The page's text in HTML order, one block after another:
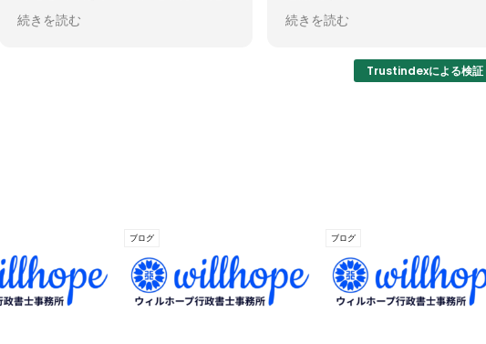
。この度は誠にありがとうご
ました！
読む
これからも引き続きよろしくお願
いいたします！
続きを読む
Trustindexによる検証
ブログ ブログ